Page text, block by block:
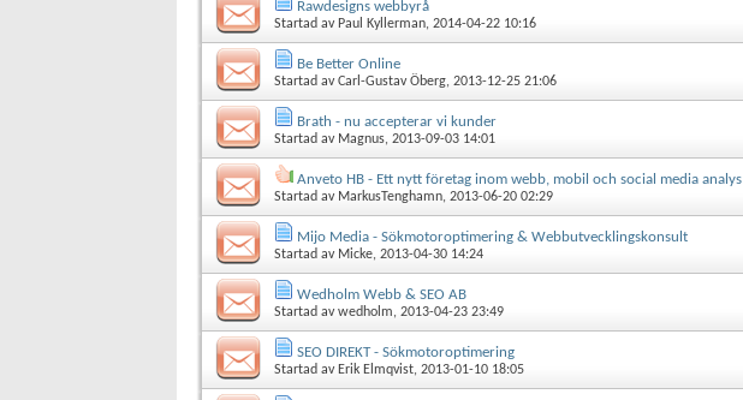
Rawdesigns webbyrå
Startad av Paul Kyllerman, 2014-04-22 10:16
Be Better Online
Startad avCarl-Gustav Öberg, 2013-12-25 21:06
Brath - nu accepterar vi kunder
Startad av Magnus, 2013-09-03 14:01
Anveto HB - Ett nytt företag inom webb, mobil och social media analys
Startad av MarkusTenghamn, 2013-06-20 02:29
Mijo Media - Sökmotoroptimering & Webbutvecklingskonsult
Startad av Micke, 2013-04-30 14:24
Wedholm Webb & SEO AB
Startad avwedholm, 2013-04-23 23:49
SEO DIREKT - Sökmotoroptimering
Startad av Erik Elmqvist, 2013-01-10 18:05